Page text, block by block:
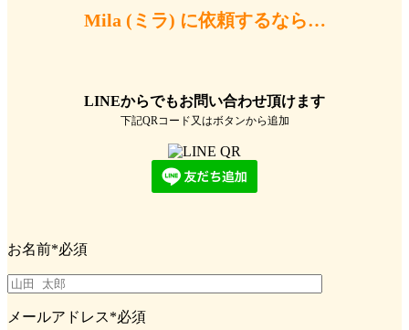
Mila (ミラ) に依頼するなら…
LINEからでもお問い合わせ頂けます
下記QRコード又はボタンから追加
お名前*必須
メールアドレス*必須